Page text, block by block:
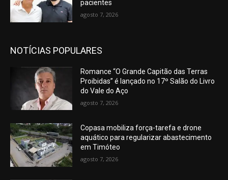
pacientes
agosto 7, 2026
NOTÍCIAS POPULARES
Romance “O Grande Capitão das Terras
Proibidas” é lançado no 17º Salão do Livro
do Vale do Aço
agosto 7, 2026
Copasa mobiliza força-tarefa e drone
aquático para regularizar abastecimento
em Timóteo
agosto 7, 2026